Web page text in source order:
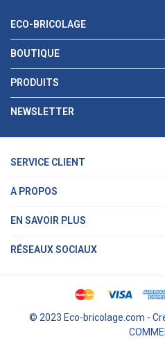
ECO-BRICOLAGE
BOUTIQUE
PRODUITS
NEWSLETTER
SERVICE CLIENT
A PROPOS
EN SAVOIR PLUS
RÉSEAUX SOCIAUX
© 2023 Eco-bricolage.com -